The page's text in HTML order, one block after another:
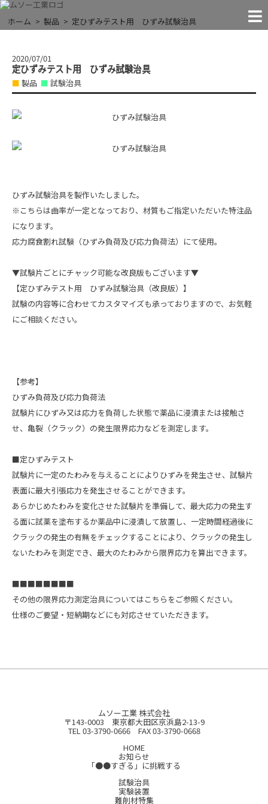
お知らせ
「●●すぎる」に挑戦する
試験治具
実験装置
設 備
会社案内
採 用
お問い合わせ
NEWS
ホーム 製品 定ひずみテスト用 ひずみ試験治具
2020/07/01
定ひずみテスト用 ひずみ試験治具
製品 試験治具
ひずみ試験治具を製作いたしました。
※こちらは曲率が一定となっており、材質もご指定いただいた特注品
になります。
応力腐食割れ試験（ひずみ負荷及び応力負荷法）にて使用。
▼試験片ごとにチャック可能な改良版もございます▼
【定ひずみテスト用 ひずみ試験治具（改良版）】
試験の内容等に合わせてカスタマイズも承っておりますので、お気軽
にご相談ください。
【参考】
ひずみ負荷及び応力負荷法
試験片にひずみ又は応力を負荷した状態で薬品に浸漬または接触さ
せ、亀裂（クラック）の発生限界応力などを測定します。
■定ひずみテスト
試験片に一定のたわみを与えることによりひずみを発生させ、試験片
表面に最大引張応力を発生させることができます。
あらかじめたわみを変化させた試験片を準備して、最大応力の発生す
る面に試薬を塗布するか薬品中に浸漬して放置し、一定時間経過後に
クラックの発生の有無をチェックすることにより、クラックの発生し
ないたわみを測定でき、最大のたわみから限界応力を算出できます。
■■■■■■■■
その他の限界応力測定治具についてはこちら をご参照ください。
仕様のご要望・短納期などにも対応させていただきます。
ムソー工業 株式会社
〒143-0003 東京都大田区京浜島2-13-9
TEL 03-3790-0666 FAX 03-3790-0668
HOME
お知らせ
「●●すぎる」に挑戦する
試験治具
実験装置
難削材特集